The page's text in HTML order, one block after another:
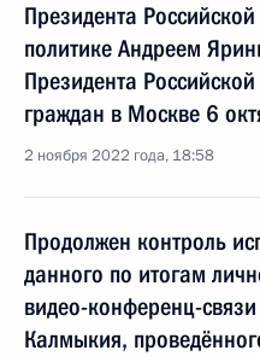
Президента
политике Андреем
Президента
граждан в Москве 6
2 ноября 2022 года, 18:58
Продолжен контроль
данного по итогам
видео-конференц-
Калмыкия,